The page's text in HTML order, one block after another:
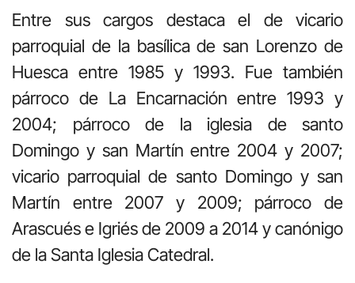
Entre sus cargos destaca el de vicario
parroquial de la basílica de san Lorenzo de
Huesca entre 1985 y 1993. Fue también
párroco de La Encarnación entre 1993 y
2004; párroco de la iglesia de santo
Domingo y san Martín entre 2004 y 2007;
vicario parroquial de santo Domingo y san
Martín entre 2007 y 2009; párroco de
Arascués e Igriés de 2009 a 2014 y canónigo
de la Santa Iglesia Catedral.